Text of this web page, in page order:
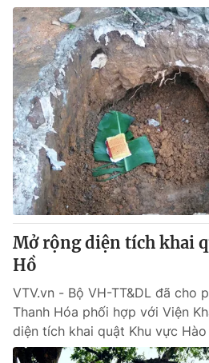
Mở rộng diện tích khai
Hồ
VTV.vn - Bộ VH-TT&DL đã cho
Thanh Hóa phối hợp với Viện
diện tích khai quật Khu vực